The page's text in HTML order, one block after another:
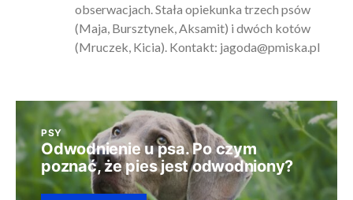
obserwacjach. Stała opiekunka trzech psów
(Maja, Bursztynek, Aksamit) i dwóch kotów
(Mruczek, Kicia). Kontakt: jagoda@pmiska.pl
PSY
Odwodnienie u psa. Po czym
poznać, że pies jest odwodniony?